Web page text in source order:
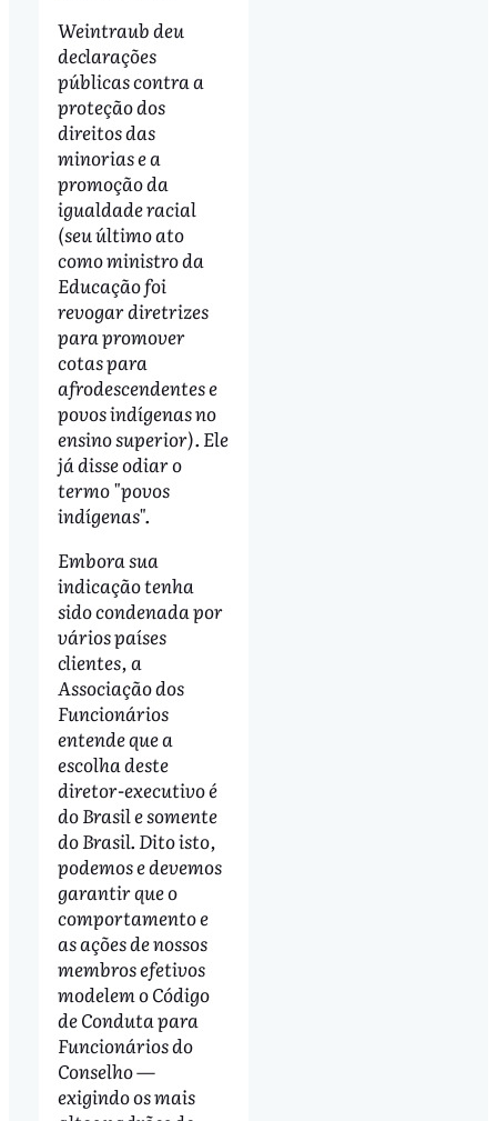
Weintraub deu
declarações
públicas contra a
proteção dos
direitos das
minorias e a
promoção da
igualdade racial
(seu último ato
como ministro da
Educação foi
revogar diretrizes
para promover
cotas para
afrodescendentes e
povos indígenas no
ensino superior). Ele
já disse odiar o
termo "povos
indígenas".
Embora sua
indicação tenha
sido condenada por
vários países
clientes, a
Associação dos
Funcionários
entende que a
escolha deste
diretor-executivo é
do Brasil e somente
do Brasil. Dito isto,
podemos e devemos
garantir que o
comportamento e
as ações de nossos
membros efetivos
modelem o Código
de Conduta para
Funcionários do
Conselho —
exigindo os mais